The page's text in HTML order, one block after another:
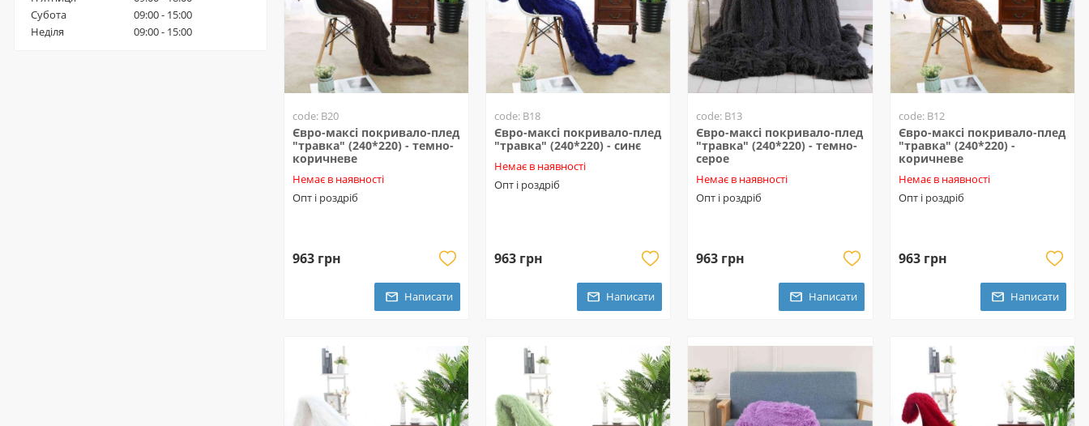
code: B20
Євро-максі покривало-плед
"травка" (240*220) - темно-
коричневе
Немає в наявності
Опт і роздріб
963 грн
Написати
code: B18
Євро-максі покривало-плед
"травка" (240*220) - синє
Немає в наявності
Опт і роздріб
963 грн
Написати
code: B13
Євро-максі покривало-плед
"травка" (240*220) - темно-
серое
Немає в наявності
Опт і роздріб
963 грн
Написати
code: B12
Євро-максі покривало-плед
"травка" (240*220) -
коричневе
Немає в наявності
Опт і роздріб
963 грн
Написати
Субота
09:00 - 15:00
Неділя
09:00 - 15:00